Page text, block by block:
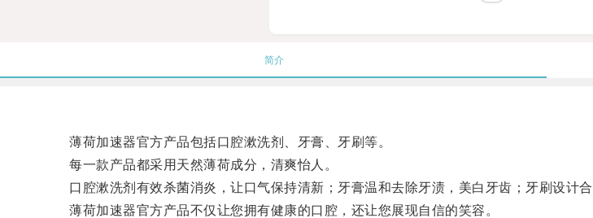
简介
薄荷加速器官方产品包括口腔漱洗剂、牙膏、牙刷等。
每一款产品都采用天然薄荷成分，清爽怡人。
口腔漱洗剂有效杀菌消炎，让口气保持清新；牙膏温和去除牙渍，美白牙齿；牙刷设计合
薄荷加速器官方产品不仅让您拥有健康的口腔，还让您展现自信的笑容。